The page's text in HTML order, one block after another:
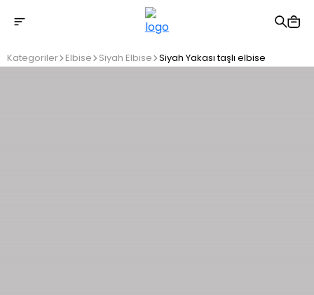
2500 TL üzeri ücretsiz kargo
Kategoriler Elbise Siyah Elbise Siyah Yakası taşlı elbise